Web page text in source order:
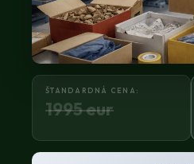
ŠTANDARDNÁ CENA:
1995 eur